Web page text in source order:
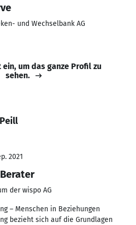
und Wechselbank AG
ein, um das ganze Profil zu
sehen.
2021
der wispo AG
– Menschen in Beziehungen
bezieht sich auf die Grundlagen